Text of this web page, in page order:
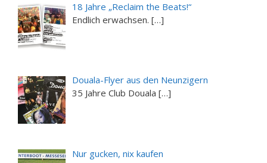
18 Jahre „Reclaim the Beats!“
Endlich erwachsen. […]
Douala-Flyer aus den Neunzigern
35 Jahre Club Douala […]
Nur gucken, nix kaufen